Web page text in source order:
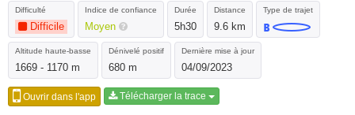
Difficulté
Difficile
Indice de confiance
Moyen
Durée
5h30
Distance
9.6 km
Type de trajet
Altitude haute-basse
1669 - 1170 m
Dénivelé positif
680 m
Dernière mise à jour
04/09/2023
Ouvrir dans l'app Télécharger la trace